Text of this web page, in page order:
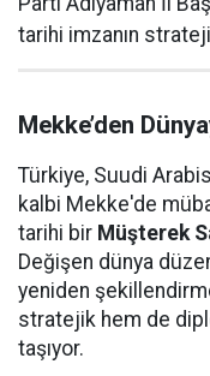
tarihi imzanın
Mekke’den
Türkiye, Suudi
kalbi Mekke'de
tarihi bir Müşterek
Değişen dünya
yeniden
stratejik hem de
taşıyor.